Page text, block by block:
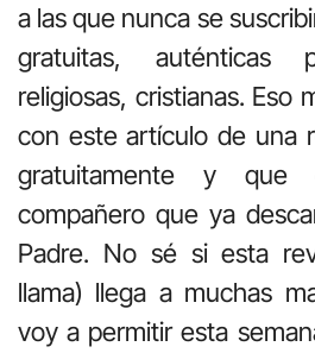
a las que nunca se
gratuitas, auténticas
religiosas, cristianas. Eso
con este artículo de una
gratuitamente y que
compañero que ya
Padre. No sé si esta
llama) llega a muchas
voy a permitir esta